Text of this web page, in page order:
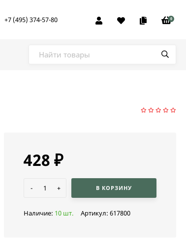
+7 (495) 374-57-80 0
428 ₽
- + В КОРЗИНУ
Наличие: 10 шт. Артикул: 617800